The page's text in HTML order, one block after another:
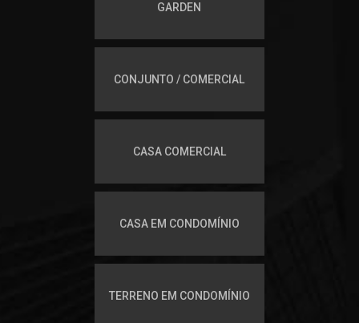
GARDEN
CONJUNTO / COMERCIAL
CASA COMERCIAL
CASA EM CONDOMÍNIO
TERRENO EM CONDOMÍNIO